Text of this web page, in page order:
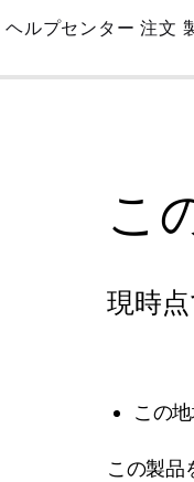
Skip
Main
ヘルプセンター 注文
こ
現時
この
この製品